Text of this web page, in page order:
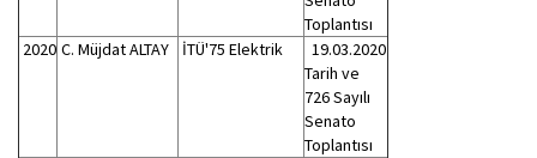
Toplantısı
2020 C. Müjdat ALTAY İTÜ'75 Elektrik
19.03.2020
Tarih ve
726 Sayılı
Senato
Toplantısı